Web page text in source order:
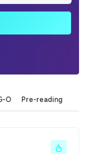
O Pre-reading